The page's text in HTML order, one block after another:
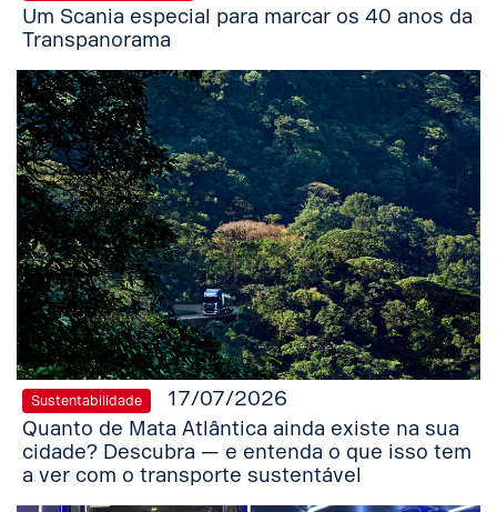
Um Scania especial para marcar os 40 anos da
Transpanorama
Sustentabilidade
17/07/2026
Quanto de Mata Atlântica ainda existe na sua
cidade? Descubra — e entenda o que isso tem
a ver com o transporte sustentável